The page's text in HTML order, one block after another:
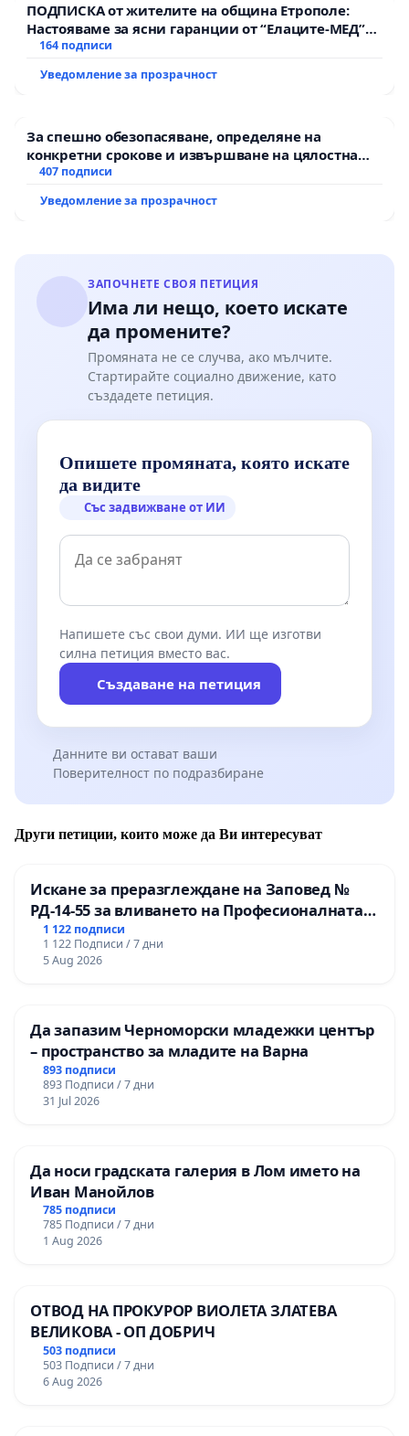
ПОДПИСКА от жителите на община Етрополе:
Настояваме за ясни гаранции от “Елаците-МЕД”
АД и от държавата, че ще се изпълнят всички
164 подписи
Уведомление за прозрачност
За спешно обезопасяване, определяне на
конкретни срокове и извършване на цялостна
рехабилитация на републиканския път между
Мирово - к.к. Момин проход
407 подписи
Уведомление за прозрачност
ЗАПОЧНЕТЕ СВОЯ ПЕТИЦИЯ
Има ли нещо, което искате
да промените?
Промяната не се случва, ако мълчите.
Стартирайте социално движение, като
създадете петиция.
Опишете промяната, която искате
да видите
Със задвижване от ИИ
Напишете със свои думи. ИИ ще изготви
силна петиция вместо вас.
Създаване на петиция
Данните ви остават ваши
Поверителност по подразбиране
Други петиции, които може да Ви интересуват
Искане за преразглеждане на Заповед №
РД-14-55 за вливането на Професионалната
гимназия по промишлени технологии в
Професионалната гимназия по икономика и
мениджмънт – гр. Пазарджик
1 122 подписи
1 122 Подписи / 7 дни
5 Aug 2026
Да запазим Черноморски младежки център
– пространство за младите на Варна
893 подписи
893 Подписи / 7 дни
31 Jul 2026
Да носи градската галерия в Лом името на
Иван Манойлов
785 подписи
785 Подписи / 7 дни
1 Aug 2026
ОТВОД НА ПРОКУРОР ВИОЛЕТА ЗЛАТЕВА
ВЕЛИКОВА - ОП ДОБРИЧ
503 подписи
503 Подписи / 7 дни
6 Aug 2026